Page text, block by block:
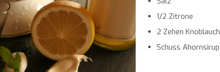
1/2 Zitrone
2 Zehen Knoblauch
Schuss Ahornsirup